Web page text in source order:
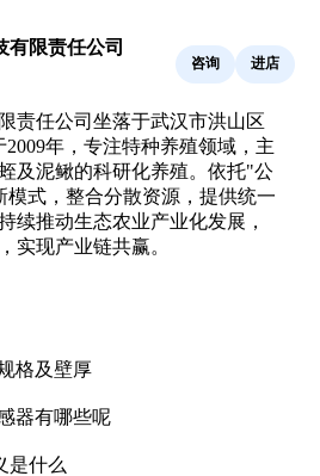
有限责任公司
咨询 进店
责任公司坐落于武汉市洪山区
年，专注特种养殖领域，主
及泥鳅的科研化养殖。依托"公
模式，整合分散资源，提供统一
续推动生态农业产业化发展，
实现产业链共赢。
格及壁厚
器有哪些呢
是什么